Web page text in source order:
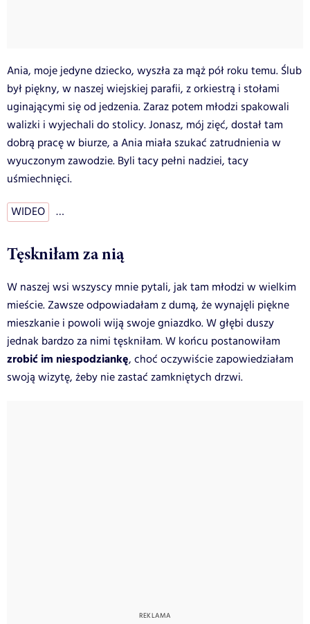
Ania, moje jedyne dziecko, wyszła za mąż pół roku temu. Ślub
był piękny, w naszej wiejskiej parafii, z orkiestrą i stołami
uginającymi się od jedzenia. Zaraz potem młodzi spakowali
walizki i wyjechali do stolicy. Jonasz, mój zięć, dostał tam
dobrą pracę w biurze, a Ania miała szukać zatrudnienia w
wyuczonym zawodzie. Byli tacy pełni nadziei, tacy
uśmiechnięci.
WIDEO …
Tęskniłam za nią
W naszej wsi wszyscy mnie pytali, jak tam młodzi w wielkim
mieście. Zawsze odpowiadałam z dumą, że wynajęli piękne
mieszkanie i powoli wiją swoje gniazdko. W głębi duszy
jednak bardzo za nimi tęskniłam. W końcu postanowiłam
zrobić im niespodziankę, choć oczywiście zapowiedziałam
swoją wizytę, żeby nie zastać zamkniętych drzwi.